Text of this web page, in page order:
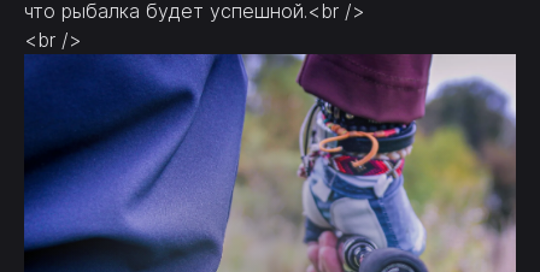
что рыбалка будет успешной.<br />
<br />